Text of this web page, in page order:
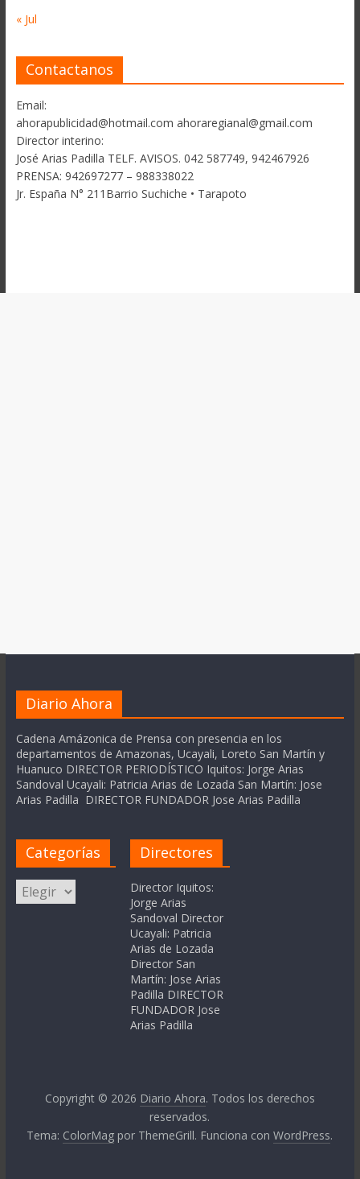
« Jul
Contactanos
Email:
ahorapublicidad@hotmail.com ahoraregianal@gmail.com
Director interino:
José Arias Padilla TELF. AVISOS. 042 587749, 942467926
PRENSA: 942697277 – 988338022
Jr. España N° 211Barrio Suchiche • Tarapoto
Diario Ahora
Cadena Amázonica de Prensa con presencia en los
departamentos de Amazonas, Ucayali, Loreto San Martín y
Huanuco DIRECTOR PERIODÍSTICO Iquitos: Jorge Arias
Sandoval Ucayali: Patricia Arias de Lozada San Martín: Jose
Arias Padilla DIRECTOR FUNDADOR Jose Arias Padilla
Categorías
Categorías
Directores
Director Iquitos:
Jorge Arias
Sandoval Director
Ucayali: Patricia
Arias de Lozada
Director San
Martín: Jose Arias
Padilla DIRECTOR
FUNDADOR Jose
Arias Padilla
Copyright © 2026 Diario Ahora. Todos los derechos
reservados.
Tema: ColorMag por ThemeGrill. Funciona conWordPress.